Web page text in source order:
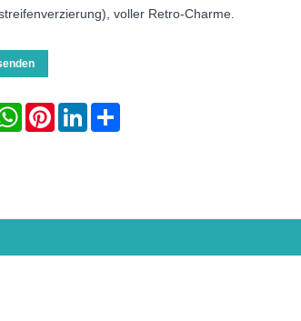
voller Retro-Charme.
WhatsAppPinterestLinkedInShare